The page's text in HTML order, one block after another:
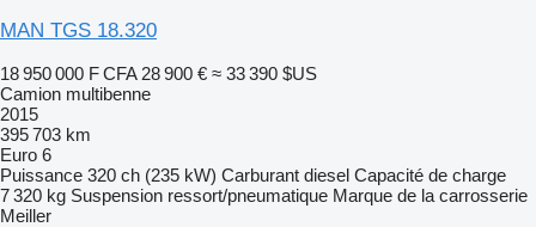
MAN TGS 18.320
18 950 000 F CFA 28 900 € ≈ 33 390 $US
Camion multibenne
2015
395 703 km
Euro 6
Puissance 320 ch (235 kW) Carburant diesel Capacité de charge
7 320 kg Suspension ressort/pneumatique Marque de la carrosserie
Meiller